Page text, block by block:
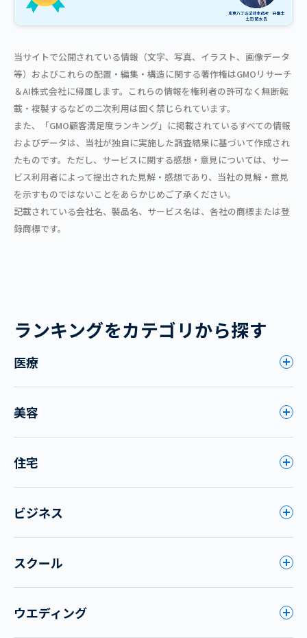
当サイトで公開されている情報（文字、写真、イラスト、画像データ
等）およびこれらの配置・編集・構造に関する著作権はGMOリサーチ
＆AI株式会社に帰属します。これらの情報を権利者の許可なく無断転
載・複製するなどの二次利用は固く禁じられています。
また、「GMO顧客満足度ランキング」に掲載されているすべての情報
およびデータは、当社が独自に実施した調査結果に基づいて作成され
たものです。ただし、サービスに関する感想・意見については、サー
ビス利用者によって提出された見解・感想であり、当社の見解・意見
を示すものではないことをあらかじめご了承ください。
記載されている会社名、製品名、サービス名は、各社の商標または登
録商標です。
ランキングをカテゴリから探す
医療
美容
住宅
ビジネス
スクール
ウエディング